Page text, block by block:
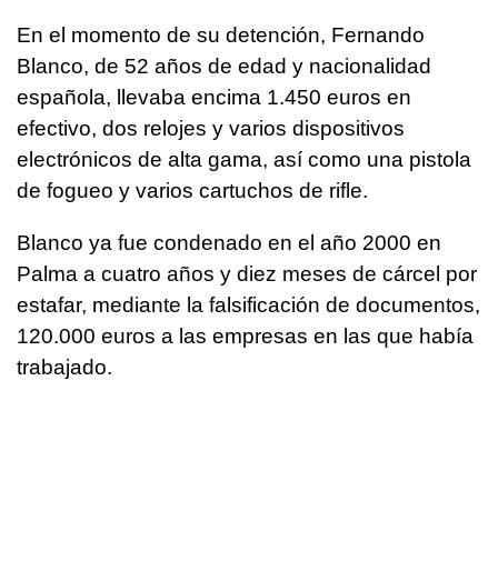
En el momento de su detención, Fernando
Blanco, de 52 años de edad y nacionalidad
española, llevaba encima 1.450 euros en
efectivo, dos relojes y varios dispositivos
electrónicos de alta gama, así como una pistola
de fogueo y varios cartuchos de rifle.
Blanco ya fue condenado en el año 2000 en
Palma a cuatro años y diez meses de cárcel por
estafar, mediante la falsificación de documentos,
120.000 euros a las empresas en las que había
trabajado.